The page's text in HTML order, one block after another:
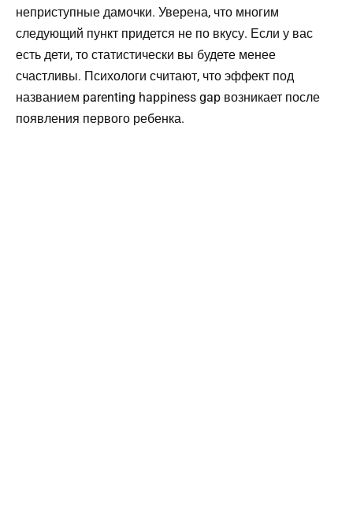
неприступные дамочки. Уверена, что многим
следующий пункт придется не по вкусу. Если у вас
есть дети, то статистически вы будете менее
счастливы. Психологи считают, что эффект под
названием parenting happiness gap возникает после
появления первого ребенка.